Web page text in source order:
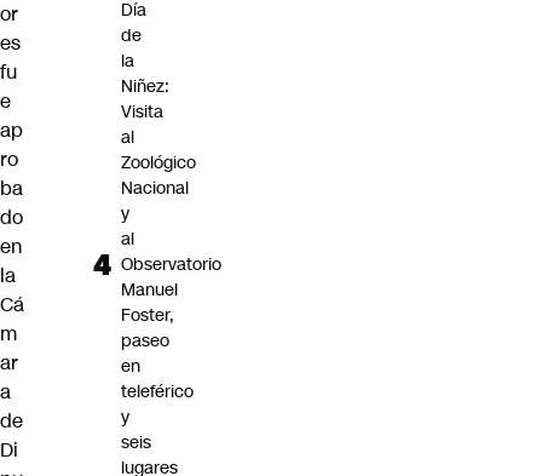
or
es
fu
e
ap
ro
ba
do
en
la
Cá
m
ar
a
de
Di
Día
de
la
Niñez:
Visita
al
Zoológico
Nacional
y
al
Observatorio
Manuel
Foster,
paseo
en
teleférico
y
seis
lugares